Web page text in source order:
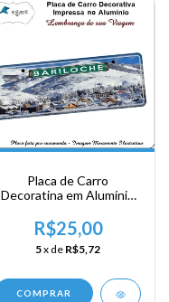
Placa de Carro
Decoratina em Alumínio
- Bariloche
R$25,00
5x de R$5,72
COMPRAR